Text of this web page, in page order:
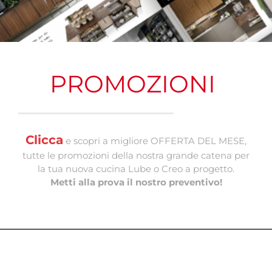
PROMOZIONI
Clicca e scopri a migliore OFFERTA DEL MESE,
tutte le promozioni della nostra grande catena per
la tua nuova cucina Lube o Creo a progetto.
Metti alla prova il nostro preventivo!